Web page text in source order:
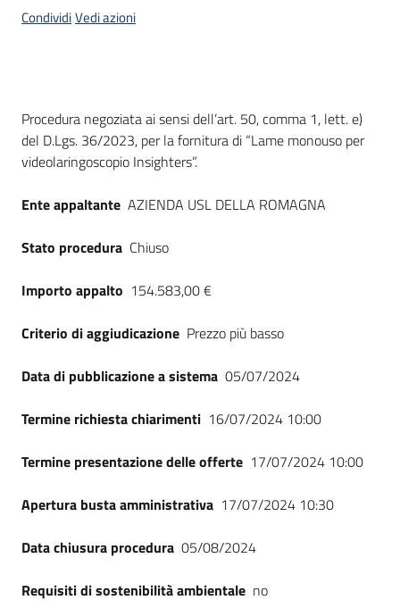
English
site
su
CondividiVedi azioni
Dati del bando
Procedura negoziata ai sensi dell’art. 50, comma 1, lett. e)
del D.Lgs. 36/2023, per la fornitura di “Lame monouso per
videolaringoscopio Insighters”.
Ente appaltante AZIENDA USL DELLA ROMAGNA
Stato procedura Chiuso
Importo appalto 154.583,00 €
Criterio di aggiudicazione Prezzo più basso
Data di pubblicazione a sistema 05/07/2024
Termine richiesta chiarimenti 16/07/2024 10:00
Termine presentazione delle offerte 17/07/2024 10:00
Apertura busta amministrativa 17/07/2024 10:30
Data chiusura procedura 05/08/2024
Requisiti di sostenibilità ambientale no